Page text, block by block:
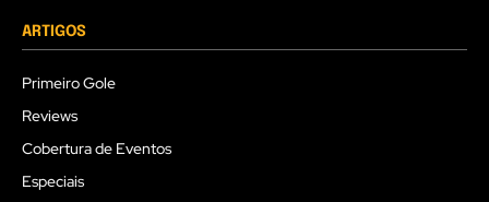
ARTIGOS
Primeiro Gole
Reviews
Cobertura de Eventos
Especiais